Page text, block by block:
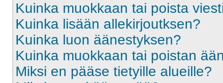
Kuinka muokkaan tai poista
Kuinka lisään allekirjoutksen?
Kuinka luon äänestyksen?
Kuinka muokkaan tai poistan
Miksi en pääse tietyille alueille?